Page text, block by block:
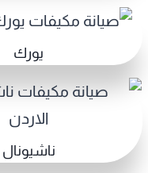
يورك
ناشيونال